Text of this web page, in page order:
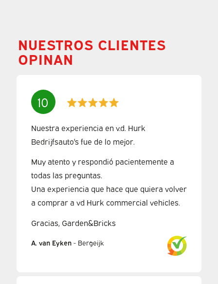
NUESTROS CLIENTES
OPINAN
10
Nuestra experiencia en v.d. Hurk
Bedrijfsauto's fue de lo mejor.
Muy atento y respondió pacientemente a
todas las preguntas.
Una experiencia que hace que quiera volver
a comprar a vd Hurk commercial vehicles.
Gracias, Garden&Bricks
A. van Eyken- Bergeijk